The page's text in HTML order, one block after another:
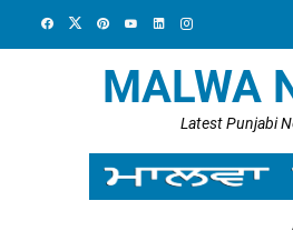
MALWA
Latest Punjabi